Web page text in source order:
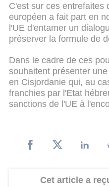
C'est sur ces entrefaites
européen a fait part en
l'UE d'entamer un
préserver la formule de
Dans le cadre de ces
souhaitent présenter
en Cisjordanie qui, au
franchies par l'Etat
sanctions de l'UE à
Cet article a